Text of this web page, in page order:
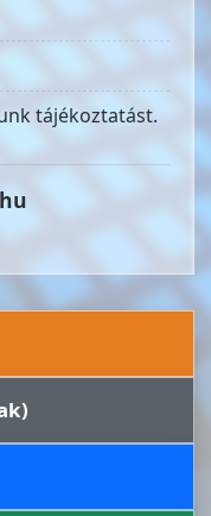
tájékoztatást.